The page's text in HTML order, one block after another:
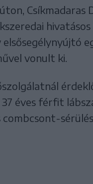
elsősegélynyújtó
vonult ki.
éves férfit